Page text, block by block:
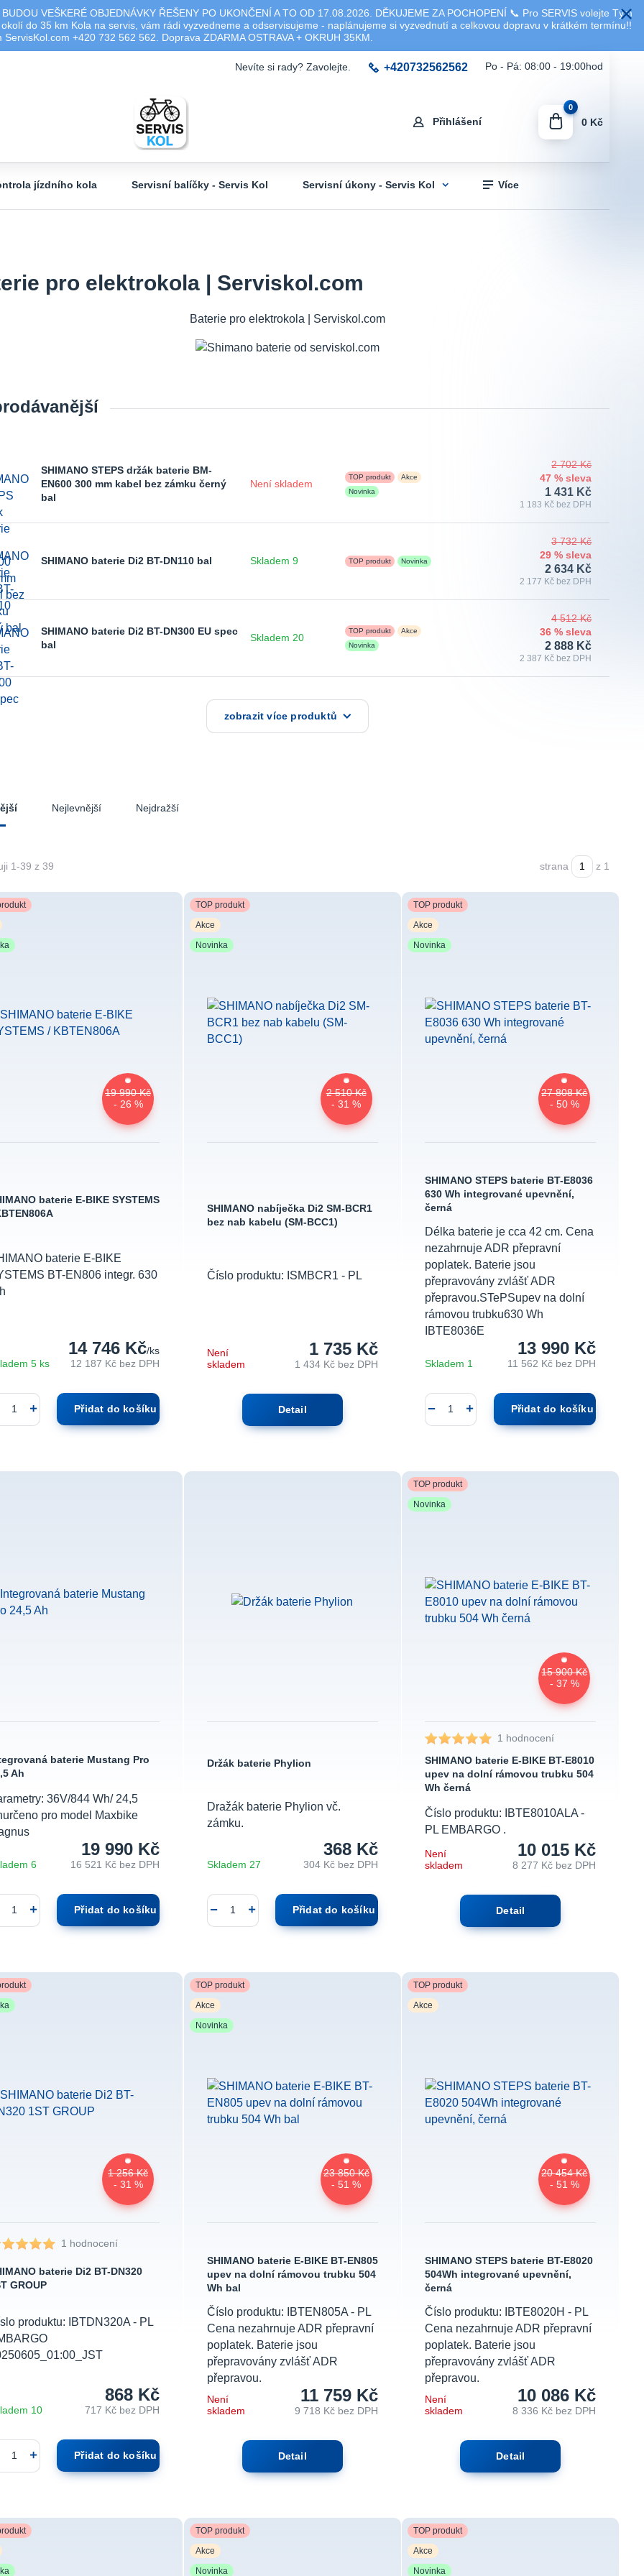
VEŠKERÉ OBJEDNÁVKY ŘEŠENY PO UKONČENÍ A TO OD 17.08.2026. DĚKUJEME ZA POCHOPENÍ 📞 Pro SERVIS volejte Tým
do 35 km Kola na servis, vám rádi vyzvedneme a odservisujeme - naplánujeme si vyzvednutí a celkovou dopravu v krátkém termínu!!
ServisKol.com +420 732 562 562. Doprava ZDARMA OSTRAVA + OKRUH 35KM.
Přihlášení
Nevíte si rady? Zavolejte. +420732562562 Po - Pá: 08:00 - 19:00hod
0
0 Kč
jízdního kola Servisní balíčky - Servis Kol Servisní úkony - Servis Kol Více
pro elektrokola | Serviskol.com
Baterie pro elektrokola | Serviskol.com
SHIMANO STEPS držák baterie BM-
EN600 300 mm kabel bez zámku černý
bal
Není skladem
TOP produkt
Akce
Novinka
2 702 Kč
47 % sleva
1 431 Kč
1 183 Kč bez DPH
SHIMANO baterie Di2 BT-DN110 bal Skladem 9 TOP produkt Novinka
3 732 Kč
29 % sleva
2 634 Kč
2 177 Kč bez DPH
SHIMANO baterie Di2 BT-DN300 EU spec
bal
Skladem 20
TOP produkt
Akce
Novinka
4 512 Kč
36 % sleva
2 888 Kč
2 387 Kč bez DPH
zobrazit více produktů
Nejlevnější Nejdražší
1-39 z 39 strana z 1
19 990 Kč
- 26 %
baterie E-BIKE SYSTEMS
baterie E-BIKE
BT-EN806 integr. 630
14 746 Kč/ks
12 187 Kč bez DPH
5 ks
Přidat do košíku
TOP produkt
Akce
Novinka
2 510 Kč
- 31 %
SHIMANO nabíječka Di2 SM-BCR1
bez nab kabelu (SM-BCC1)
Číslo produktu: ISMBCR1 - PL
1 735 Kč
1 434 Kč bez DPH
Není
skladem
Detail
TOP produkt
Akce
Novinka
27 808 Kč
- 50 %
SHIMANO STEPS baterie BT-E8036
630 Wh integrované upevnění,
černá
Délka baterie je cca 42 cm. Cena
nezahrnuje ADR přepravní
poplatek. Baterie jsou
přepravovány zvlášť ADR
přepravou.STePSupev na dolní
rámovou trubku630 Wh
IBTE8036E
13 990 Kč
11 562 Kč bez DPH
Skladem 1
Přidat do košíku
baterie Mustang Pro
Ah
36V/844 Wh/ 24,5
pro model Maxbike
19 990 Kč
16 521 Kč bez DPH
6
Přidat do košíku
Držák baterie Phylion
Dražák baterie Phylion vč.
zámku.
368 Kč
304 Kč bez DPH
Skladem 27
Přidat do košíku
TOP produkt
Novinka
15 900 Kč
- 37 %
1 hodnocení
SHIMANO baterie E-BIKE BT-E8010
upev na dolní rámovou trubku 504
Wh černá
Číslo produktu: IBTE8010ALA -
PL EMBARGO .
10 015 Kč
8 277 Kč bez DPH
Není
skladem
Detail
1 256 Kč
- 31 %
1 hodnocení
baterie Di2 BT-DN320
GROUP
produktu: IBTDN320A - PL
868 Kč
717 Kč bez DPH
10
Přidat do košíku
TOP produkt
Akce
Novinka
23 850 Kč
- 51 %
SHIMANO baterie E-BIKE BT-EN805
upev na dolní rámovou trubku 504
Wh bal
Číslo produktu: IBTEN805A - PL
Cena nezahrnuje ADR přepravní
poplatek. Baterie jsou
přepravovány zvlášť ADR
přepravou.
11 759 Kč
9 718 Kč bez DPH
Není
skladem
Detail
TOP produkt
Akce
20 454 Kč
- 51 %
SHIMANO STEPS baterie BT-E8020
504Wh integrované upevnění,
černá
Číslo produktu: IBTE8020H - PL
Cena nezahrnuje ADR přepravní
poplatek. Baterie jsou
přepravovány zvlášť ADR
přepravou.
10 086 Kč
8 336 Kč bez DPH
Není
skladem
Detail
TOP produkt
Akce
Novinka
TOP produkt
Akce
Novinka